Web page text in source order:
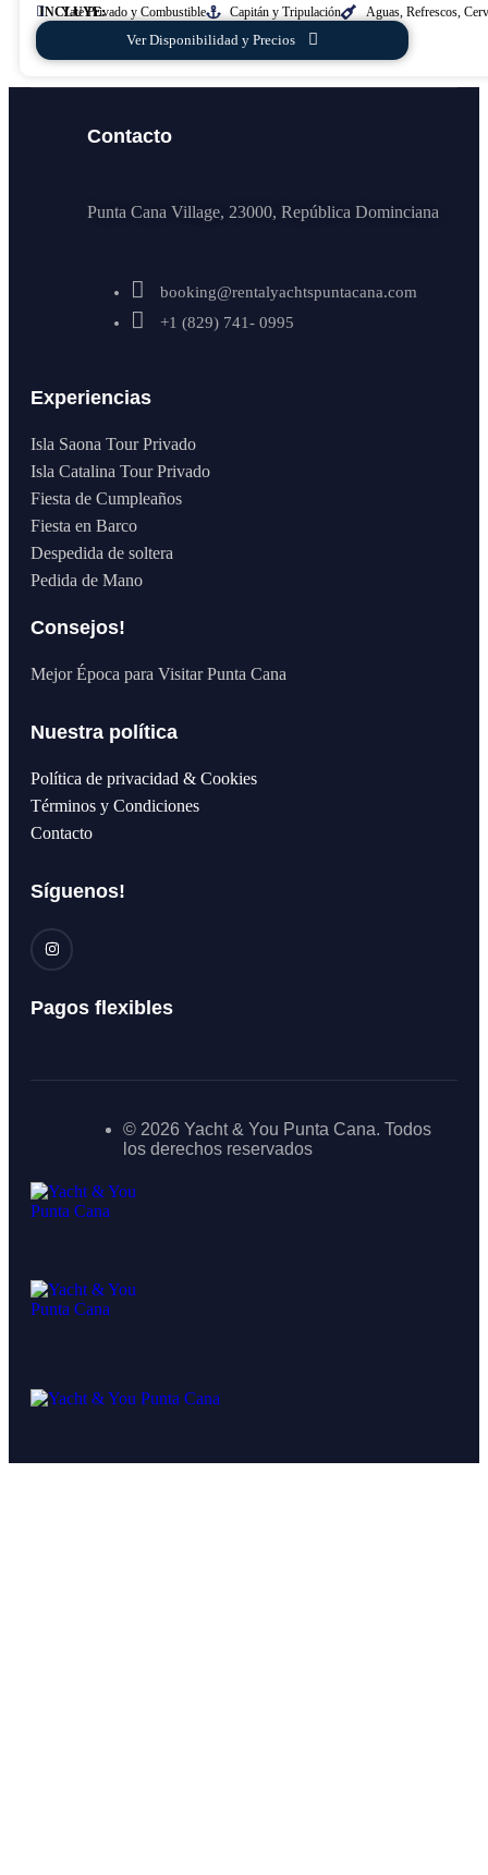
INCLUYE:
Yate Privado y Combustible Capitán y Tripulación Aguas, Refrescos,
Ver Disponibilidad y Precios
Contacto
Punta Cana Village, 23000, República Dominciana
booking@rentalyachtspuntacana.com
+1 (829) 741- 0995
Experiencias
Isla Saona Tour Privado
Isla Catalina Tour Privado
Fiesta de Cumpleaños
Fiesta en Barco
Despedida de soltera
Pedida de Mano
Consejos!
Mejor Época para Visitar Punta Cana
Nuestra política
Política de privacidad & Cookies
Términos y Condiciones
Contacto
Síguenos!
Pagos flexibles
© 2026 Yacht & You Punta Cana. Todos
los derechos reservados